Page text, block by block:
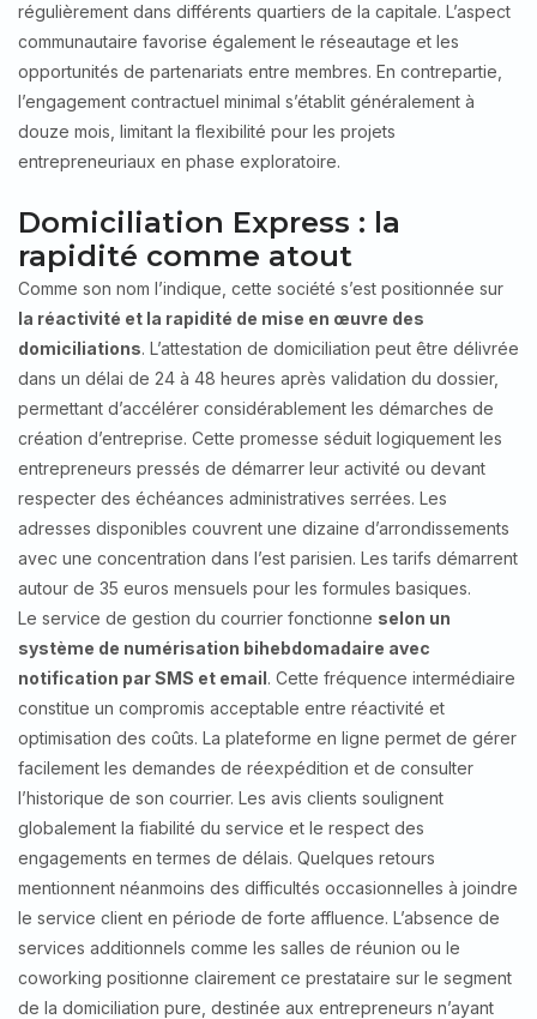
régulièrement dans différents quartiers de la capitale. L’aspect
communautaire favorise également le réseautage et les
opportunités de partenariats entre membres. En contrepartie,
l’engagement contractuel minimal s’établit généralement à
douze mois, limitant la flexibilité pour les projets
entrepreneuriaux en phase exploratoire.
Domiciliation Express : la
rapidité comme atout
Comme son nom l’indique, cette société s’est positionnée sur
la réactivité et la rapidité de mise en œuvre des
domiciliations. L’attestation de domiciliation peut être délivrée
dans un délai de 24 à 48 heures après validation du dossier,
permettant d’accélérer considérablement les démarches de
création d’entreprise. Cette promesse séduit logiquement les
entrepreneurs pressés de démarrer leur activité ou devant
respecter des échéances administratives serrées. Les
adresses disponibles couvrent une dizaine d’arrondissements
avec une concentration dans l’est parisien. Les tarifs démarrent
autour de 35 euros mensuels pour les formules basiques.
Le service de gestion du courrier fonctionne selon un
système de numérisation bihebdomadaire avec
notification par SMS et email. Cette fréquence intermédiaire
constitue un compromis acceptable entre réactivité et
optimisation des coûts. La plateforme en ligne permet de gérer
facilement les demandes de réexpédition et de consulter
l’historique de son courrier. Les avis clients soulignent
globalement la fiabilité du service et le respect des
engagements en termes de délais. Quelques retours
mentionnent néanmoins des difficultés occasionnelles à joindre
le service client en période de forte affluence. L’absence de
services additionnels comme les salles de réunion ou le
coworking positionne clairement ce prestataire sur le segment
de la domiciliation pure, destinée aux entrepreneurs n’ayant